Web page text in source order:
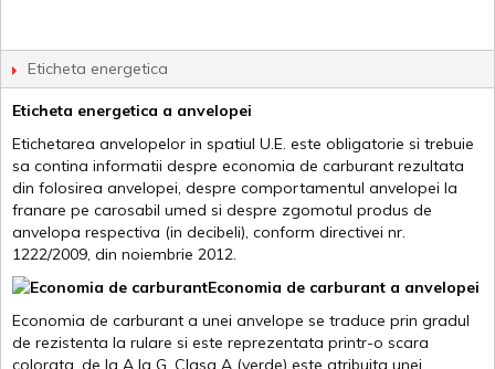
Eticheta energetica
Eticheta energetica a anvelopei
Etichetarea anvelopelor in spatiul U.E. este obligatorie si trebuie
sa contina informatii despre economia de carburant rezultata
din folosirea anvelopei, despre comportamentul anvelopei la
franare pe carosabil umed si despre zgomotul produs de
anvelopa respectiva (in decibeli), conform directivei nr.
1222/2009, din noiembrie 2012.
Economia de carburant a anvelopei
Economia de carburant a unei anvelope se traduce prin gradul
de rezistenta la rulare si este reprezentata printr-o scara